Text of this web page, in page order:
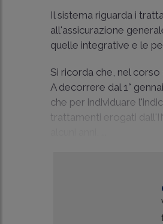
Il sistema riguarda i
all'assicurazione
quelle integrative e le
Si ricorda che, nel
A decorrere dal 1°
che per individuare
trattamenti erogati